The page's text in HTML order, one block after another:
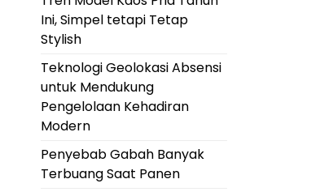
Ini, Simpel tetapi Tetap
Stylish
Teknologi Geolokasi Absensi
untuk Mendukung
Pengelolaan Kehadiran
Modern
Penyebab Gabah Banyak
Terbuang Saat Panen